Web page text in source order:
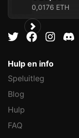
0,0176 ETH
Hulp en info
Speluitleg
Blog
Hulp
FAQ